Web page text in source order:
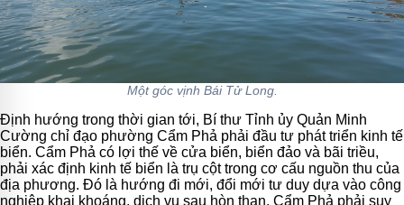
Một góc vịnh Bái Tử Long.
Định hướng trong thời gian tới, Bí thư Tỉnh ủy Quản Minh
Cường chỉ đạo phường Cẩm Phả phải đầu tư phát triển kinh tế
biển. Cẩm Phả có lợi thế về cửa biển, biển đảo và bãi triều,
phải xác định kinh tế biển là trụ cột trong cơ cấu nguồn thu của
địa phương. Đó là hướng đi mới, đổi mới tư duy dựa vào công
nghiệp khai khoáng, dịch vụ sau hòn than. Cẩm Phả phải suy